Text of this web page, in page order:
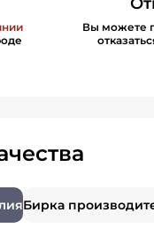
Вы можете
Бирка